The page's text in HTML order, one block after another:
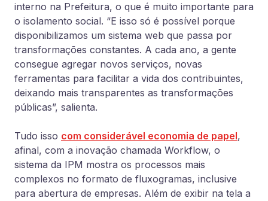
interno na Prefeitura, o que é muito importante para
o isolamento social. “E isso só é possível porque
disponibilizamos um sistema web que passa por
transformações constantes. A cada ano, a gente
consegue agregar novos serviços, novas
ferramentas para facilitar a vida dos contribuintes,
deixando mais transparentes as transformações
públicas”, salienta.
Tudo isso com considerável economia de papel,
afinal, com a inovação chamada Workflow, o
sistema da IPM mostra os processos mais
complexos no formato de fluxogramas, inclusive
para abertura de empresas. Além de exibir na tela a